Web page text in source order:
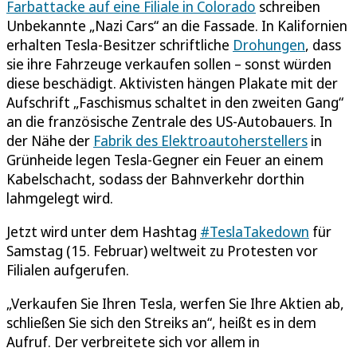
Farbattacke auf eine Filiale in Colorado schreiben
Unbekannte „Nazi Cars“ an die Fassade. In Kalifornien
erhalten Tesla-Besitzer schriftliche Drohungen, dass
sie ihre Fahrzeuge verkaufen sollen – sonst würden
diese beschädigt. Aktivisten hängen Plakate mit der
Aufschrift „Faschismus schaltet in den zweiten Gang“
an die französische Zentrale des US-Autobauers. In
der Nähe der Fabrik des Elektroautoherstellers in
Grünheide legen Tesla-Gegner ein Feuer an einem
Kabelschacht, sodass der Bahnverkehr dorthin
lahmgelegt wird.
Jetzt wird unter dem Hashtag #TeslaTakedown für
Samstag (15. Februar) weltweit zu Protesten vor
Filialen aufgerufen.
„Verkaufen Sie Ihren Tesla, werfen Sie Ihre Aktien ab,
schließen Sie sich den Streiks an“, heißt es in dem
Aufruf. Der verbreitete sich vor allem in